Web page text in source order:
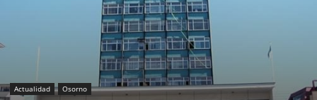
Actualidad Osorno